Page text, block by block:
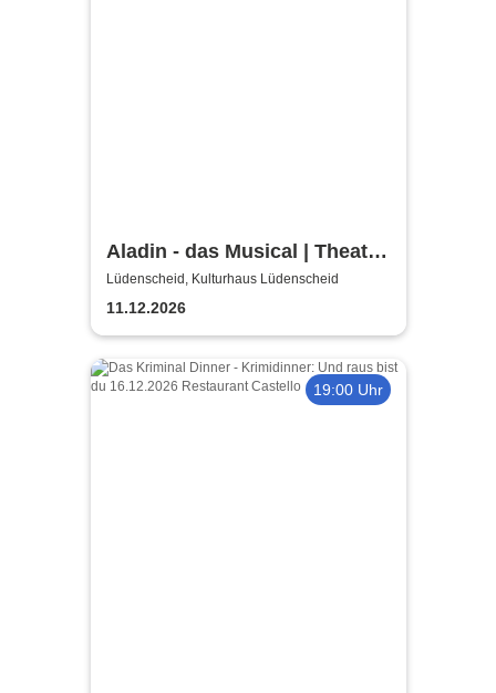
Aladin - das Musical | Theater
Liberi
Lüdenscheid, Kulturhaus Lüdenscheid
11.12.2026
19:00 Uhr